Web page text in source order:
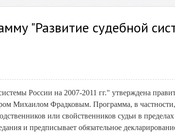
"Развитие судебной
России на 2007-2011 гг." утверждена
Михаилом Фрадковым. Программа, в частности,
или свойственников судьи в
и предписывает обязательное